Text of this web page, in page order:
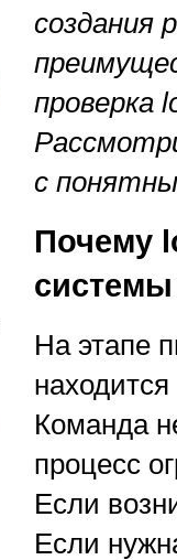
создания
проверка
с
Почему
На этапе
Команда
процесс
Если
Если